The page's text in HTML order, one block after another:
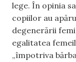
lege. În opinia
copiilor au
degenerării
egalitatea
„împotriva